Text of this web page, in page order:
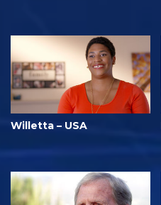
Willetta – USA